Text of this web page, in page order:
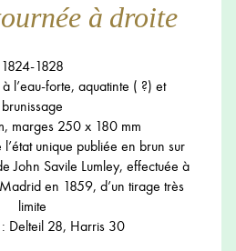
à droite
1824-1828
l’eau-forte, aquatinte ( ?) et
brunissage
marges 250 x 180 mm
unique publiée en brun sur
John Savile Lumley, effectuée à
en 1859, d’un tirage très
limite
Delteil 28, Harris 30